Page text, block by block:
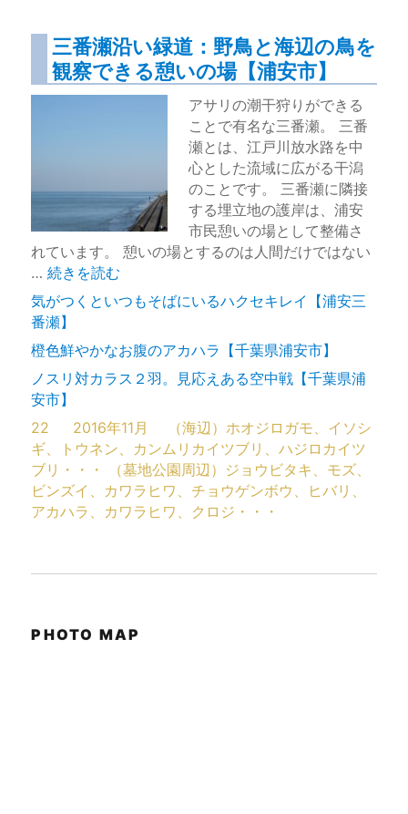
三番瀬沿い緑道：野鳥と海辺の鳥を
観察できる憩いの場【浦安市】
アサリの潮干狩りができる
ことで有名な三番瀬。 三番
瀬とは、江戸川放水路を中
心とした流域に広がる干潟
のことです。 三番瀬に隣接
する埋立地の護岸は、浦安
市民憩いの場として整備さ
れています。 憩いの場とするのは人間だけではない
…“三番瀬沿い緑道：野鳥と海辺の鳥を観察できる憩いの
続きを読む
気がつくといつもそばにいるハクセキレイ【浦安三
番瀬】
橙色鮮やかなお腹のアカハラ【千葉県浦安市】
ノスリ対カラス２羽。見応えある空中戦【千葉県浦
安市】
22
2016年11月
（海辺）ホオジロガモ、イソシ
ギ、トウネン、カンムリカイツブリ、ハジロカイツ
ブリ・・・ （墓地公園周辺）ジョウビタキ、モズ、
ビンズイ、カワラヒワ、チョウゲンボウ、ヒバリ、
アカハラ、カワラヒワ、クロジ・・・
PHOTO MAP